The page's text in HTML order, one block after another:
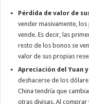
Pérdida de valor de
vender masivamente,
vende. Es decir, las
resto de los bonos se
valor de sus propias
Apreciación del Yuan
deshacerse de los
China tendría que
otras divisas. Al comprar